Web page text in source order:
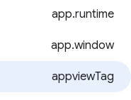
app.runtime
app.window
appviewTag